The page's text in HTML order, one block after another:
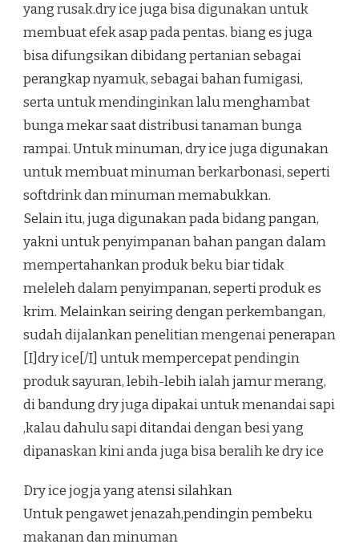
yang rusak.dry ice juga bisa digunakan untuk
membuat efek asap pada pentas. biang es juga
bisa difungsikan dibidang pertanian sebagai
perangkap nyamuk, sebagai bahan fumigasi,
serta untuk mendinginkan lalu menghambat
bunga mekar saat distribusi tanaman bunga
rampai. Untuk minuman, dry ice juga digunakan
untuk membuat minuman berkarbonasi, seperti
softdrink dan minuman memabukkan.
Selain itu, juga digunakan pada bidang pangan,
yakni untuk penyimpanan bahan pangan dalam
mempertahankan produk beku biar tidak
meleleh dalam penyimpanan, seperti produk es
krim. Melainkan seiring dengan perkembangan,
sudah dijalankan penelitian mengenai penerapan
[I]dry ice[/I] untuk mempercepat pendingin
produk sayuran, lebih-lebih ialah jamur merang,
di bandung dry juga dipakai untuk menandai sapi
,kalau dahulu sapi ditandai dengan besi yang
dipanaskan kini anda juga bisa beralih ke dry ice
Dry ice jogja yang atensi silahkan
Untuk pengawet jenazah,pendingin pembeku
makanan dan minuman